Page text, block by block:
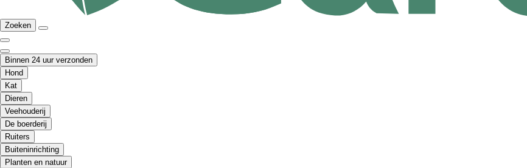
Zoeken
Binnen 24 uur verzonden
Hond
Kat
Dieren
Veehouderij
De boerderij
Ruiters
Buiteninrichting
Planten en natuur